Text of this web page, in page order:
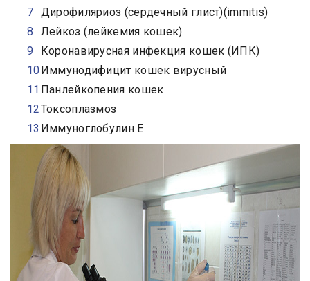
Дирофиляриоз (сердечный глист)(immitis)
Лейкоз (лейкемия кошек)
Коронавирусная инфекция кошек (ИПК)
Иммунодифицит кошек вирусный
Панлейкопения кошек
Токсоплазмоз
Иммуноглобулин Е